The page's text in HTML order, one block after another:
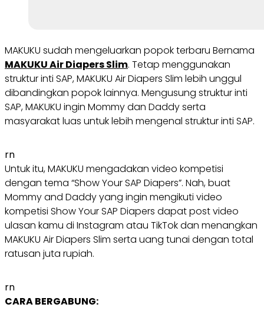
MAKUKU sudah mengeluarkan popok terbaru Bernama
MAKUKU Air Diapers Slim. Tetap menggunakan
struktur inti SAP, MAKUKU Air Diapers Slim lebih unggul
dibandingkan popok lainnya. Mengusung struktur inti
SAP, MAKUKU ingin Mommy dan Daddy serta
masyarakat luas untuk lebih mengenal struktur inti SAP.
rn
Untuk itu, MAKUKU mengadakan video kompetisi
dengan tema “Show Your SAP Diapers”. Nah, buat
Mommy and Daddy yang ingin mengikuti video
kompetisi Show Your SAP Diapers dapat post video
ulasan kamu di Instagram atau TikTok dan menangkan
MAKUKU Air Diapers Slim serta uang tunai dengan total
ratusan juta rupiah.
rn
CARA BERGABUNG: